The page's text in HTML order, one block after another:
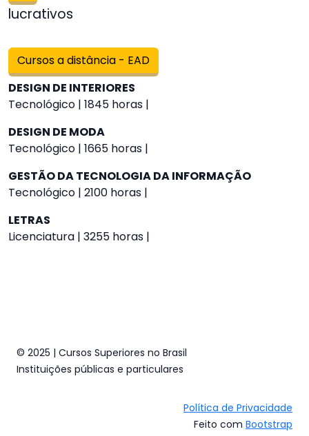
lucrativos
Cursos a distância - EAD
DESIGN DE INTERIORES
Tecnológico | 1845 horas |
DESIGN DE MODA
Tecnológico | 1665 horas |
GESTÃO DA TECNOLOGIA DA INFORMAÇÃO
Tecnológico | 2100 horas |
LETRAS
Licenciatura | 3255 horas |
© 2025 | Cursos Superiores no Brasil
Instituições públicas e particulares
Política de Privacidade
Feito com Bootstrap